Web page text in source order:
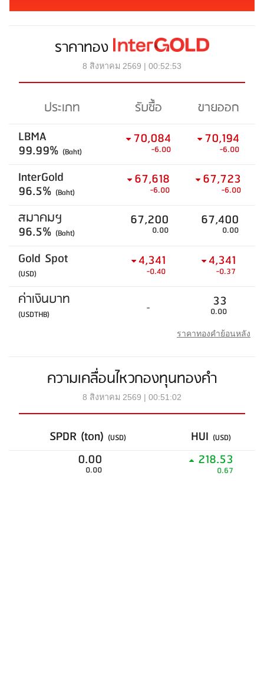
ราคาทอง
8 สิงหาคม 2569 | 00:52:53
ประเภท รับซื้อ
ขายออก
LBMA
99.99% (Baht)
70,084
-6.00
70,194
-6.00
InterGold
96.5% (Baht)
67,618
-6.00
67,723
-6.00
สมาคมฯ
96.5% (Baht)
67,200
0.00
67,400
0.00
Gold Spot
(USD)
4,341
-0.40
4,341
-0.37
ค่าเงินบาท
(USDTHB) - 33
0.00
ราคาทองคำย้อนหลัง
ความเคลื่อนไหวกองทุนทองคำ
8 สิงหาคม 2569 | 00:51:02
SPDR (ton) (USD) HUI (USD)
0.00
0.00
218.53
0.67